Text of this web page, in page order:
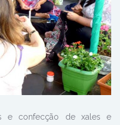
e confecção de xales e